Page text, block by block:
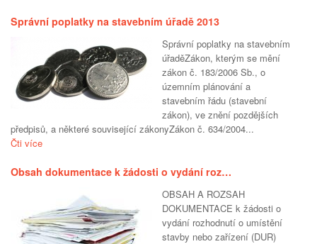
Správní poplatky na stavebním úřadě 2013
Správní poplatky na stavebním
úřaděZákon, kterým se mění
zákon č. 183/2006 Sb., o
územním plánování a
stavebním řádu (stavební
zákon), ve znění pozdějších
předpisů, a některé související zákonyZákon č. 634/2004...
Čti více
Obsah dokumentace k žádosti o vydání roz…
OBSAH A ROZSAH
DOKUMENTACE k žádosti o
vydání rozhodnutí o umístění
stavby nebo zařízení (DUR)